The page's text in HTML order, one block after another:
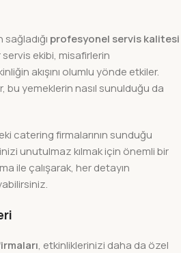
sağladığı profesyonel servis kalitesi
ekibi, misafirlerin
akışını olumlu yönde etkiler.
bu yemeklerin nasıl sunulduğu da
catering firmalarının sunduğu
unutulmaz kılmak için önemli bir
ile çalışarak, her detayın
, etkinliklerinizi daha da özel